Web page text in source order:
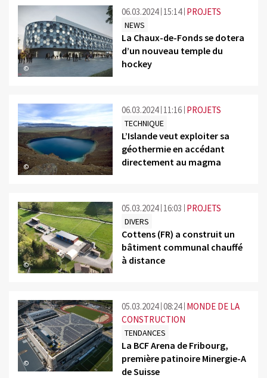
©
06.03.2024 15:14 PROJETS
NEWS
La Chaux-de-Fonds se dotera
d’un nouveau temple du
hockey
©
06.03.2024 11:16 PROJETS
TECHNIQUE
L’Islande veut exploiter sa
géothermie en accédant
directement au magma
©
05.03.2024 16:03 PROJETS
DIVERS
Cottens (FR) a construit un
bâtiment communal chauffé
à distance
©
05.03.2024 08:24 MONDE DE LA
CONSTRUCTION
TENDANCES
La BCF Arena de Fribourg,
première patinoire Minergie-A
de Suisse